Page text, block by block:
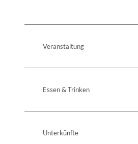
Veranstaltung
Essen & Trinken
Unterkünfte